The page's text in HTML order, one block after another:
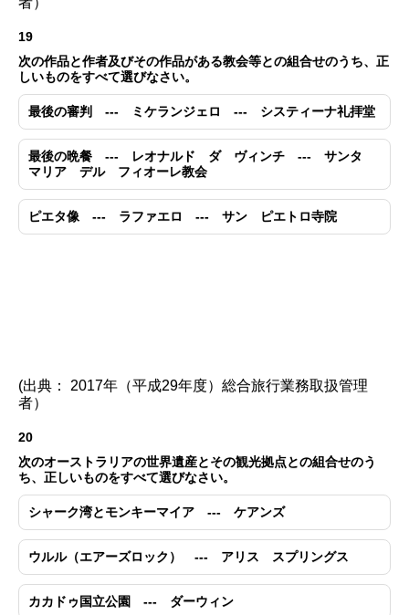
19
次の作品と作者及びその作品がある教会等との組合せのうち、正
しいものをすべて選びなさい。
最後の審判 --- ミケランジェロ --- システィーナ礼拝堂
最後の晩餐 --- レオナルド ダ ヴィンチ --- サンタ
マリア デル フィオーレ教会
ピエタ像 --- ラファエロ --- サン ピエトロ寺院
(出典： 2017年（平成29年度）総合旅行業務取扱管理
者）
20
次のオーストラリアの世界遺産とその観光拠点との組合せのう
ち、正しいものをすべて選びなさい。
シャーク湾とモンキーマイア --- ケアンズ
ウルル（エアーズロック） --- アリス スプリングス
カカドゥ国立公園 --- ダーウィン